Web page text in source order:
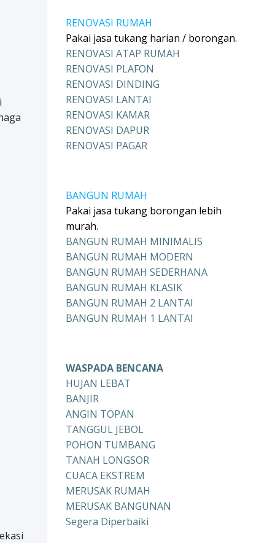
RENOVASI RUMAH
Pakai jasa tukang harian / borongan.
RENOVASI ATAP RUMAH
RENOVASI PLAFON
RENOVASI DINDING
RENOVASI LANTAI
RENOVASI KAMAR
RENOVASI DAPUR
RENOVASI PAGAR
BANGUN RUMAH
Pakai jasa tukang borongan lebih
murah.
BANGUN RUMAH MINIMALIS
BANGUN RUMAH MODERN
BANGUN RUMAH SEDERHANA
BANGUN RUMAH KLASIK
BANGUN RUMAH 2 LANTAI
BANGUN RUMAH 1 LANTAI
WASPADA BENCANA
HUJAN LEBAT
BANJIR
ANGIN TOPAN
TANGGUL JEBOL
POHON TUMBANG
TANAH LONGSOR
CUACA EKSTREM
MERUSAK RUMAH
MERUSAK BANGUNAN
Segera Diperbaiki